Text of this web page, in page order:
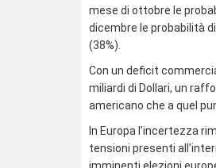
mese di ottobre le
dicembre le probabilità
(38%).
Con un deficit
miliardi di Dollari, un
americano che a quel
In Europa l’incertezza
tensioni presenti